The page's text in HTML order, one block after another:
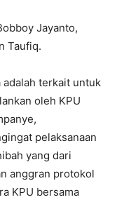
Jayanto,
Taufiq.
terkait untuk
oleh KPU
pelaksanaan
yang dari
anggran protokol
KPU bersama